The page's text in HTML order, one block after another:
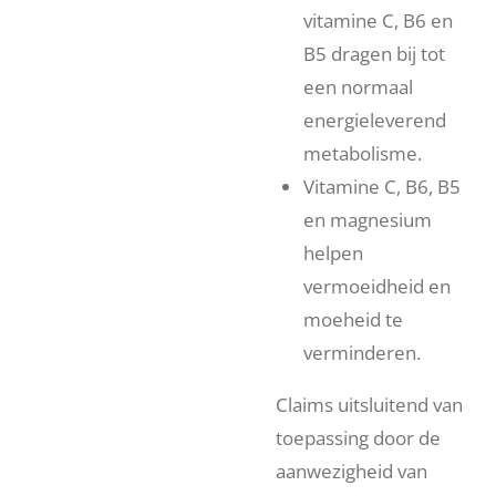
vitamine C, B6 en
B5 dragen bij tot
een normaal
energieleverend
metabolisme.
Vitamine C, B6, B5
en magnesium
helpen
vermoeidheid en
moeheid te
verminderen.
Claims uitsluitend van
toepassing door de
aanwezigheid van